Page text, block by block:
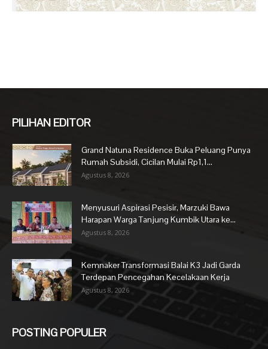
PILIHAN EDITOR
Grand Natuna Residence Buka Peluang Punya
Rumah Subsidi, Cicilan Mulai Rp1,1...
Agustus 8, 2026
Menyusuri Aspirasi Pesisir, Marzuki Bawa
Harapan Warga Tanjung Kumbik Utara ke...
Agustus 8, 2026
Kemnaker Transformasi Balai K3 Jadi Garda
Terdepan Pencegahan Kecelakaan Kerja
Agustus 8, 2026
POSTING POPULER